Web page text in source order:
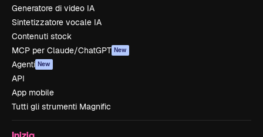
Generatore di video IA
Sintetizzatore vocale IA
Contenuti stock
MCP per Claude/ChatGPT New
Agenti New
API
App mobile
Tutti gli strumenti Magnific